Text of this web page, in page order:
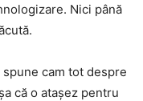
Nici până
cam tot despre
că o atașez pentru